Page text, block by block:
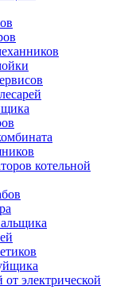
котельной
электрической